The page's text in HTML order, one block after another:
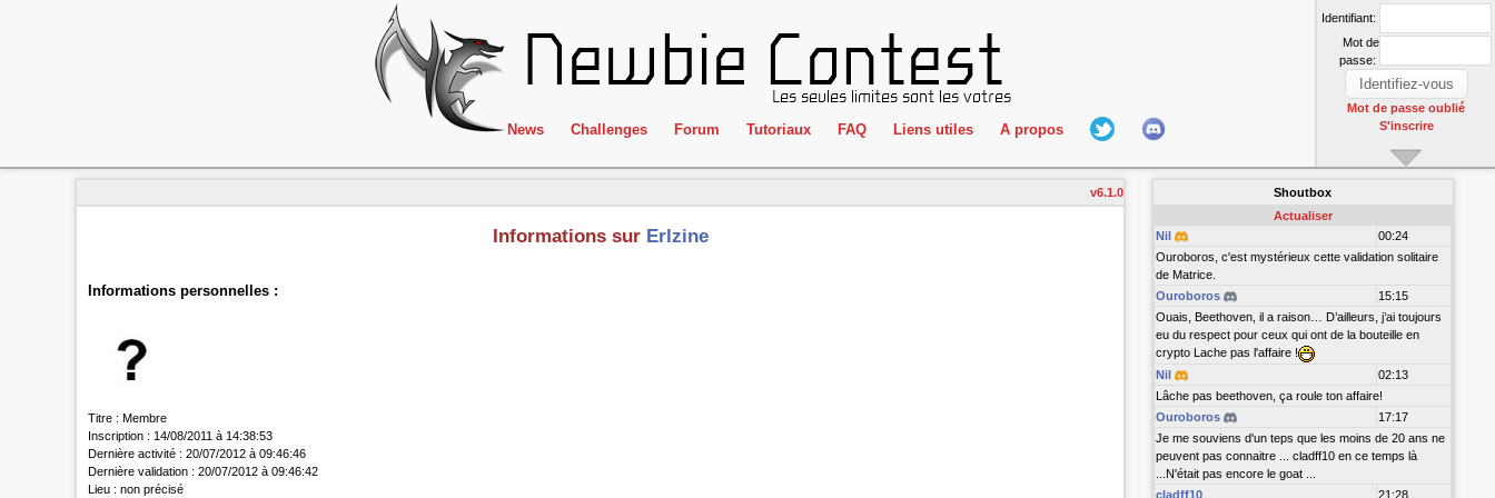
News Challenges
ClientSide
Forensics
Forum Tutoriaux FAQ Liens utiles
IRC
Newbie Connect
A propos
L'équipe
Hall Of Fame
Identifiant:
Mot de
passe:
Mot de passe oublié
S'inscrire
v6.1.0
Informations sur Erlzine
Informations personnelles :
Titre : Membre
Inscription : 14/08/2011 à 14:38:53
Dernière activité : 20/07/2012 à 09:46:46
Dernière validation : 20/07/2012 à 09:46:42
Lieu : non précisé
Shoutbox
Actualiser
Nil
00:24
Ouroboros, c'est mystérieux cette validation solitaire
de Matrice.
Ouroboros
15:15
Ouais, Beethoven, il a raison… D’ailleurs, j’ai toujours
eu du respect pour ceux qui ont de la bouteille en
crypto Lache pas l'affaire !
Nil
02:13
Lâche pas beethoven, ça roule ton affaire!
Ouroboros
17:17
Je me souviens d'un teps que les moins de 20 ans ne
peuvent pas connaitre ... cladff10 en ce temps là
...N'était pas encore le goat ...
cladff10
21:28